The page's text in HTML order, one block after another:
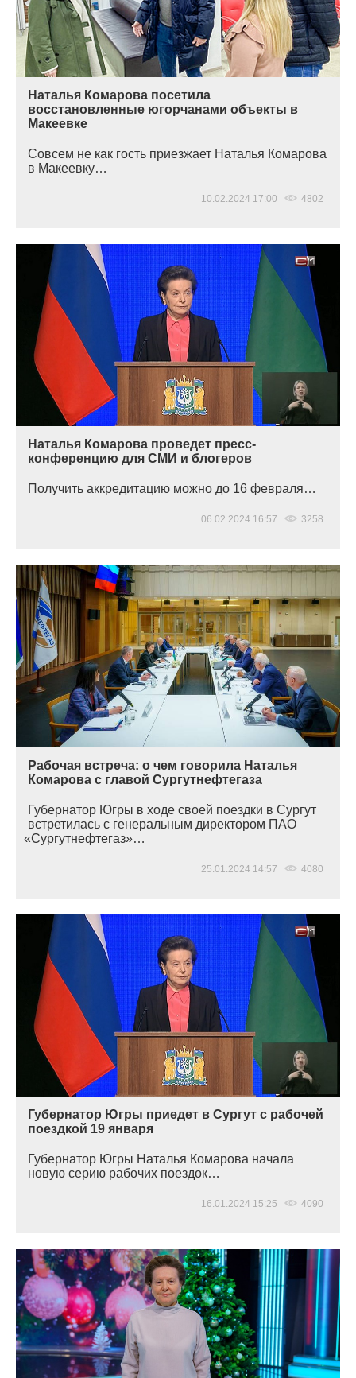
Наталья Комарова посетила
восстановленные югорчанами объекты в
Макеевке
Совсем не как гость приезжает Наталья Комарова
в Макеевку…
10.02.2024 17:00 4802
Наталья Комарова проведет пресс-
конференцию для СМИ и блогеров
Получить аккредитацию можно до 16 февраля…
06.02.2024 16:57 3258
Рабочая встреча: о чем говорила Наталья
Комарова с главой Сургутнефтегаза
Губернатор Югры в ходе своей поездки в Сургут
встретилась с генеральным директором ПАО
«Сургутнефтегаз»…
25.01.2024 14:57 4080
Губернатор Югры приедет в Сургут с рабочей
поездкой 19 января
Губернатор Югры Наталья Комарова начала
новую серию рабочих поездок…
16.01.2024 15:25 4090